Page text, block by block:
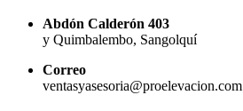
Abdón Calderón 403
y Quimbalembo, Sangolquí
Correo
ventasyasesoria@proelevacion.com